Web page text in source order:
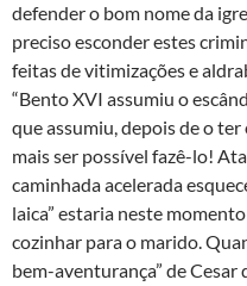
defender o bom nome da
preciso esconder estes
feitas de vitimizações e
“Bento XVI assumiu o
que assumiu, depois de o
mais ser possível fazê-lo!
caminhada acelerada
laica” estaria neste
cozinhar para o marido.
bem-aventurança” de Cesar